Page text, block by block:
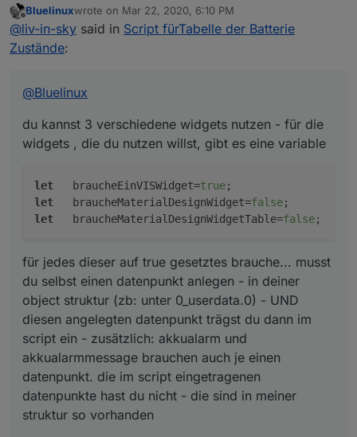
du kannst 3 verschiedene widgets nutzen - für die
widgets , die du nutzen willst, gibt es eine variable
du selbst einen datenpunkt anlegen - in deiner
object struktur (zb: unter 0_userdata.0) - UND diesen
angelegten datenpunkt trägst du dann im script ein -
zusätzlich: akkualarm und akkualarmmessage
brauchen auch je einen datenpunkt. die im script
in meiner struktur so vorhanden
hier ist etwas mehr beschrieben
let   braucheEinFile=false;
let   braucheEinVISWidget=true;
let
let dpVIS="controll-
let dpAlarm="controll-
let dpAlarmMessage="controll-
let dpMaterialWidgetTable="controll-
Offline
Bluelinuxwrote on Mar 22, 2020, 6:10 PM
last edited by
@liv-in-sky said in Script fürTabelle der Batterie
Zustände:
@Bluelinux
du kannst 3 verschiedene widgets nutzen - für die
widgets , die du nutzen willst, gibt es eine variable
let
   braucheEinVISWidget=
true
let
   braucheMaterialDesignWidget=
false
let
   braucheMaterialDesignWidgetTable=
false
für jedes dieser auf true gesetztes brauche... musst
du selbst einen datenpunkt anlegen - in deiner
object struktur (zb: unter 0_userdata.0) - UND
diesen angelegten datenpunkt trägst du dann im
script ein - zusätzlich: akkualarm und
akkualarmmessage brauchen auch je einen
datenpunkt. die im script eingetragenen
datenpunkte hast du nicht - die sind in meiner
struktur so vorhanden